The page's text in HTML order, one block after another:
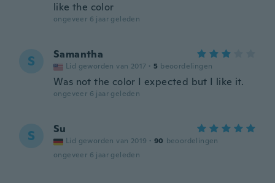
like the color
ongeveer 6 jaar geleden
S Samantha
Lid geworden van 2017 · 5 beoordelingen
Was not the color I expected but I like it.
ongeveer 6 jaar geleden
S Su
Lid geworden van 2019 · 90 beoordelingen
ongeveer 6 jaar geleden